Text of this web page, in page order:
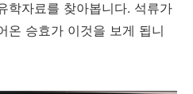
학자료를 찾아봅니다. 석류가
온 승효가 이것을 보게 됩니